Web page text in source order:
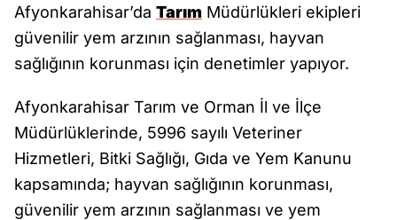
Afyonkarahisar’da Tarım Müdürlükleri ekipleri
güvenilir yem arzının sağlanması, hayvan
sağlığının korunması için denetimler yapıyor.
Afyonkarahisar Tarım ve Orman İl ve İlçe
Müdürlüklerinde, 5996 sayılı Veteriner
Hizmetleri, Bitki Sağlığı, Gıda ve Yem Kanunu
kapsamında; hayvan sağlığının korunması,
güvenilir yem arzının sağlanması ve yem